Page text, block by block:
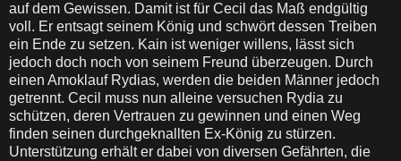
auf dem Gewissen. Damit ist für Cecil das Maß endgültig
voll. Er entsagt seinem König und schwört dessen Treiben
ein Ende zu setzen. Kain ist weniger willens, lässt sich
jedoch doch noch von seinem Freund überzeugen. Durch
einen Amoklauf Rydias, werden die beiden Männer jedoch
getrennt. Cecil muss nun alleine versuchen Rydia zu
schützen, deren Vertrauen zu gewinnen und einen Weg
finden seinen durchgeknallten Ex-König zu stürzen.
Unterstützung erhält er dabei von diversen Gefährten, die